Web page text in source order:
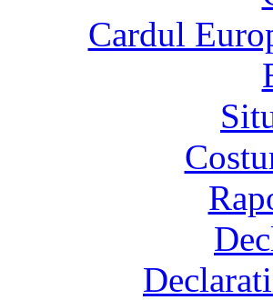
Cardul